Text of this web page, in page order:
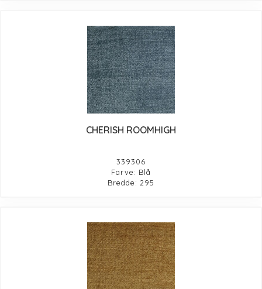
CHERISH ROOMHIGH
339306
Farve: Blå
Bredde: 295